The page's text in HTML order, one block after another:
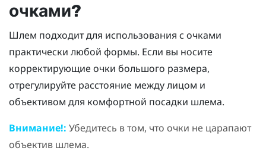
очками?
Шлем подходит для использования с очками
практически любой формы. Если вы носите
корректирующие очки большого размера,
отрегулируйте расстояние между лицом и
объективом для комфортной посадки шлема.
Внимание!: Убедитесь в том, что очки не царапают
объектив шлема.